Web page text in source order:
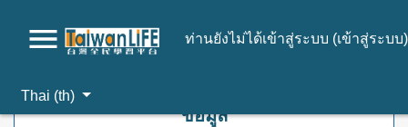
ท่านยังไม่ได้เข้าสู่ระบบ (เข้าสู่ระบบ)
Thai ‎(th)‎
ข้อมูล